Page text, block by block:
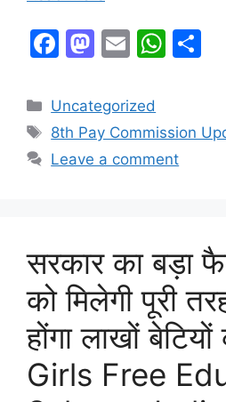
F
c
e
b
M
st
o
d
E
ai
l
W
s
A
e
Categories
Uncategorized
Tags
8th Pay Commission
Leave a comment
सरकार का बड़ा
को मिलेगी पूरी
होंगा लाखों
Girls Free